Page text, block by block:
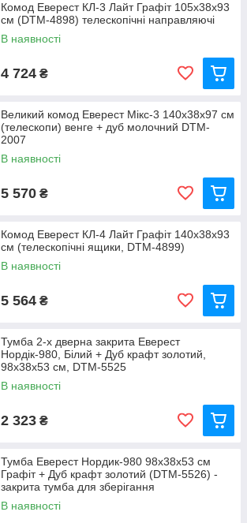
Комод Еверест КЛ-3 Лайт Графіт 105х38х93
см (DTM-4898) телескопічні направляючі
В наявності
4 724 ₴
Великий комод Еверест Мікс-3 140х38х97 см
(телескопи) венге + дуб молочний DTM-
2007
В наявності
5 570 ₴
Комод Еверест КЛ-4 Лайт Графіт 140х38х93
см (телескопічні ящики, DTM-4899)
В наявності
5 564 ₴
Тумба 2-х дверна закрита Еверест
Нордік-980, Білий + Дуб крафт золотий,
98х38х53 см, DTM-5525
В наявності
2 323 ₴
Тумба Еверест Нордик-980 98х38х53 см
Графіт + Дуб крафт золотий (DTM-5526) -
закрита тумба для зберігання
В наявності